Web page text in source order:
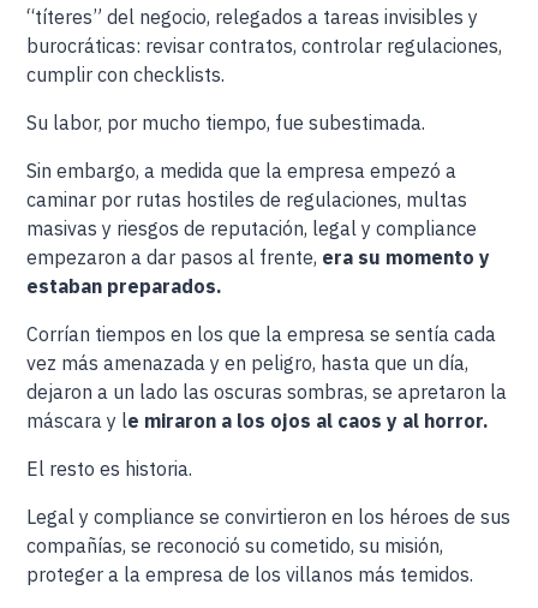
“títeres” del negocio, relegados a tareas invisibles y
burocráticas: revisar contratos, controlar regulaciones,
cumplir con checklists.
Su labor, por mucho tiempo, fue subestimada.
Sin embargo, a medida que la empresa empezó a
caminar por rutas hostiles de regulaciones, multas
masivas y riesgos de reputación, legal y compliance
empezaron a dar pasos al frente, era su momento y
estaban preparados.
Corrían tiempos en los que la empresa se sentía cada
vez más amenazada y en peligro, hasta que un día,
dejaron a un lado las oscuras sombras, se apretaron la
máscara y le miraron a los ojos al caos y al horror.
El resto es historia.
Legal y compliance se convirtieron en los héroes de sus
compañías, se reconoció su cometido, su misión,
proteger a la empresa de los villanos más temidos.